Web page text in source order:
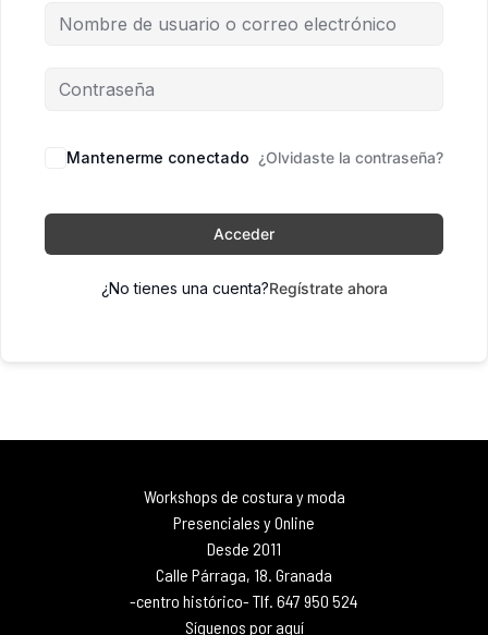
Mantenerme conectado ¿Olvidaste la contraseña?
Acceder
¿No tienes una cuenta?Regístrate ahora
Workshops de costura y moda
Presenciales y Online
Desde 2011
Calle Párraga, 18. Granada
-centro histórico- Tlf. 647 950 524
Síguenos por aquí